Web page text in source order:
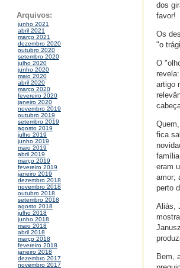
Arquivos:
junho 2021
abril 2021
março 2021
dezembro 2020
outubro 2020
setembro 2020
julho 2020
junho 2020
maio 2020
abril 2020
março 2020
fevereiro 2020
janeiro 2020
novembro 2019
outubro 2019
setembro 2019
agosto 2019
julho 2019
junho 2019
maio 2019
abril 2019
março 2019
fevereiro 2019
janeiro 2019
dezembro 2018
novembro 2018
outubro 2018
setembro 2018
agosto 2018
julho 2018
junho 2018
maio 2018
abril 2018
março 2018
fevereiro 2018
janeiro 2018
dezembro 2017
novembro 2017
dos
favor!
Os
"o
O
artigo
fica
eram
amor;
perto
Aliás,
Bem,